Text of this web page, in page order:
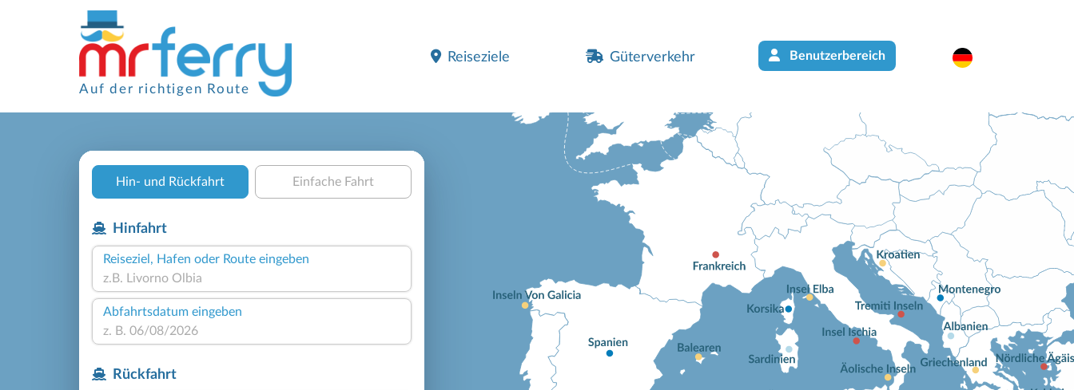
Auf der richtigen Route
Reiseziele Güterverkehr Benutzerbereich
Hin- und Rückfahrt Einfache Fahrt
Hinfahrt
Reiseziel, Hafen oder Route eingeben
Abfahrtsdatum eingeben
Rückfahrt